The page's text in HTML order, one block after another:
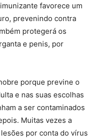
favorece um
prevenindo contra
protegerá os
e penis, por
porque previne o
e nas suas escolhas
a ser contaminados
Muitas vezes a
por conta do vírus